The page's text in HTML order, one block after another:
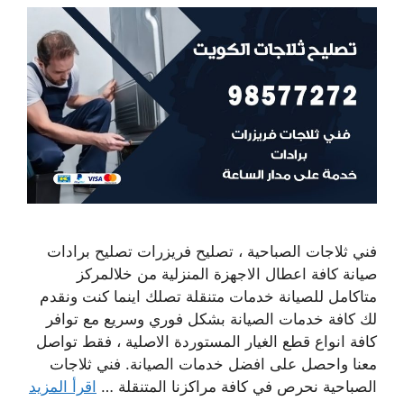
فني ثلاجات الصباحية ، تصليح فريزرات تصليح برادات
صيانة كافة اعطال الاجهزة المنزلية من خلالمركز
متاكامل للصيانة خدمات متنقلة تصلك اينما كنت ونقدم
لك كافة خدمات الصيانة بشكل فوري وسريع مع توافر
كافة انواع قطع الغيار المستوردة الاصلية ، فقط تواصل
معنا واحصل على افضل خدمات الصيانة. فني ثلاجات
الصباحية نحرص في كافة مراكزنا المتنقلة … اقرأ المزيد